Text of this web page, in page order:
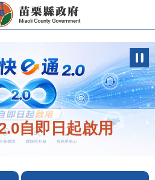
自即日起啟用